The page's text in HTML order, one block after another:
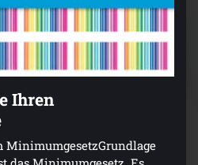
Ihren
MinimumgesetzGrundlage